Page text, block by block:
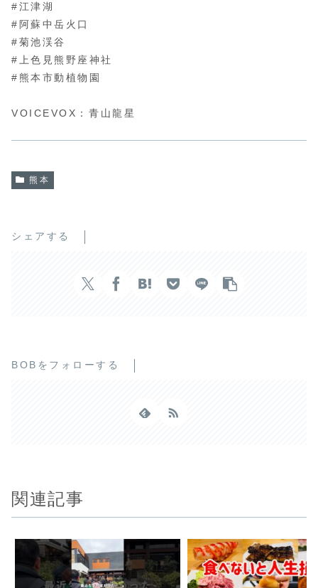
#江津湖
#阿蘇中岳火口
#菊池渓谷
#上色見熊野座神社
#熊本市動植物園
VOICEVOX：青山龍星
熊本
シェアする
BOBをフォローする
関連記事